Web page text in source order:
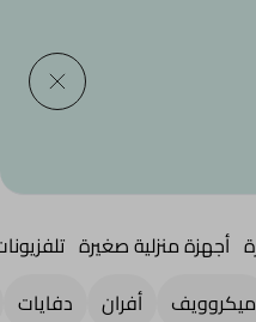
أجهزة منزلية صغيرة
ميكروويف أفران دفايات